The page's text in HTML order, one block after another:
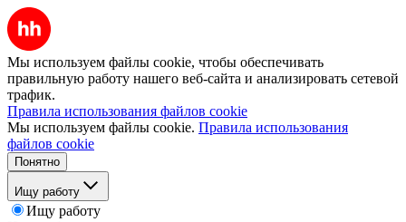
Мы используем файлы cookie, чтобы обеспечивать
правильную работу нашего веб-сайта и анализировать сетевой
трафик.
Правила использования файлов cookie
Мы используем файлы cookie. Правила использования
файлов cookie
Понятно
Ищу работу
Ищу работу